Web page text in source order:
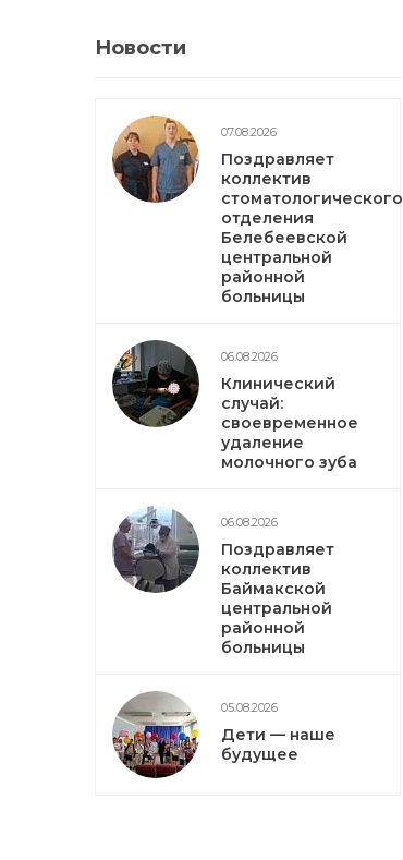
Новости
07.08.2026
Поздравляет
коллектив
стоматологического
отделения
Белебеевской
центральной
районной
больницы
06.08.2026
Клинический
случай:
своевременное
удаление
молочного зуба
06.08.2026
Поздравляет
коллектив
Баймакской
центральной
районной
больницы
05.08.2026
Дети — наше
будущее